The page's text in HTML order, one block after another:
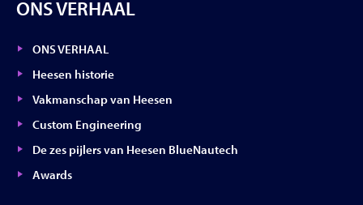
ONS VERHAAL
ONS VERHAAL
Heesen historie
Vakmanschap van Heesen
Custom Engineering
De zes pijlers van Heesen BlueNautech
Awards